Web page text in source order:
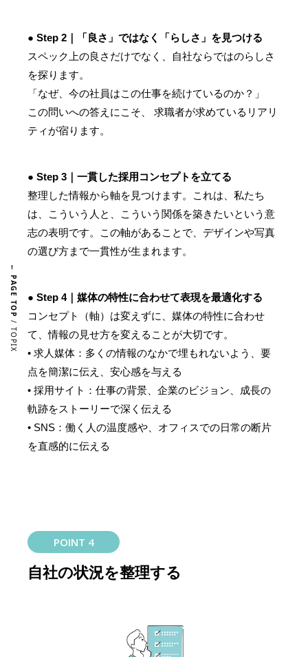
● Step 2｜「良さ」ではなく「らしさ」を見つける
スペック上の良さだけでなく、自社ならではのらしさ
を探ります。
「なぜ、今の社員はこの仕事を続けているのか？」
この問いへの答えにこそ、 求職者が求めているリアリ
ティが宿ります。
● Step 3｜一貫した採用コンセプトを立てる
整理した情報から軸を見つけます。これは、私たち
は、こういう人と、こういう関係を築きたいという意
志の表明です。この軸があることで、デザインや写真
の選び方まで一貫性が生まれます。
● Step 4｜媒体の特性に合わせて表現を最適化する
コンセプト（軸）は変えずに、媒体の特性に合わせ
て、情報の見せ方を変えることが大切です。
• 求人媒体：多くの情報のなかで埋もれないよう、要
点を簡潔に伝え、安心感を与える
• 採用サイト：仕事の背景、企業のビジョン、成長の
軌跡をストーリーで深く伝える
• SNS：働く人の温度感や、オフィスでの日常の断片
を直感的に伝える
POINT 4
自社の状況を整理する
← PAGE TOP
/ TOPIX